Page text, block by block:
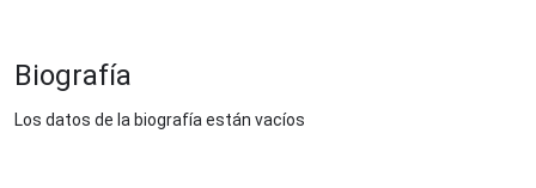
Biografía
Los datos de la biografía están vacíos